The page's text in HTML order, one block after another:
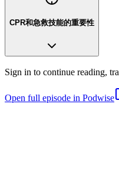
CPR和急救技能的重要性
Sign in to continue reading,
Open full episode in Podwise